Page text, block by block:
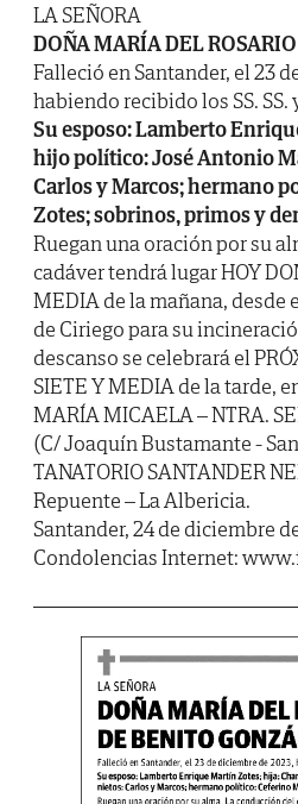
LA SEÑORA
DOÑA MARÍA DEL
Falleció en Santander, el 23
habiendo recibido los SS. SS.
Su esposo: Lamberto
hijo político: José Antonio
Carlos y Marcos; hermano
Zotes; sobrinos, primos y
Ruegan una oración por su
cadáver tendrá lugar HOY
MEDIA de la mañana,
de Ciriego para su
descanso se celebrará el
SIETE Y MEDIA de la tarde,
MARÍA MICAELA – NTRA.
(C/ Joaquín Bustamante -
TANATORIO SANTANDER
Repuente – La Albericia.
Santander, 24 de diciembre
Condolencias Internet: